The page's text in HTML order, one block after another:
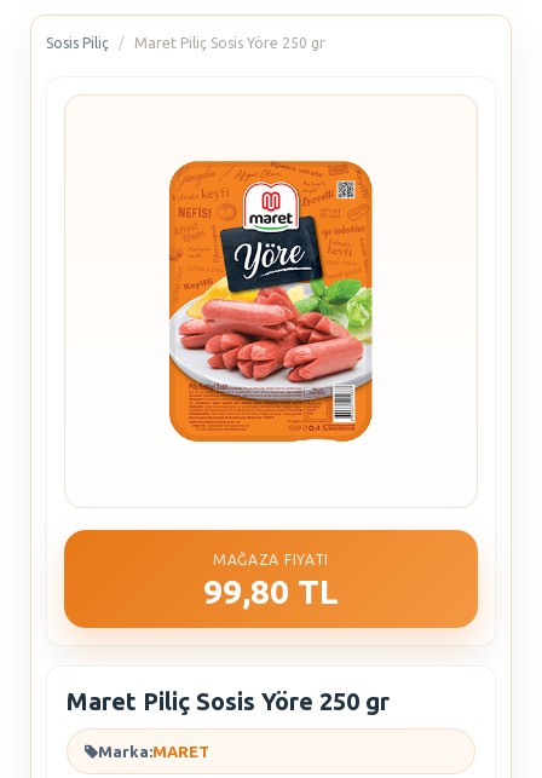
Sosis Piliç Maret Piliç Sosis Yöre 250 gr
MAĞAZA FIYATI
99,80 TL
Maret Piliç Sosis Yöre 250 gr
Marka:MARET